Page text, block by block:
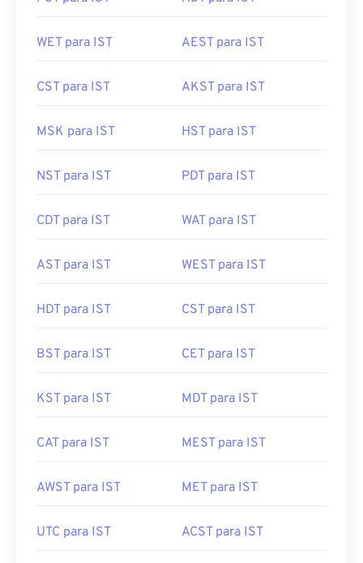
WET para IST AEST para IST
CST para IST AKST para IST
MSK para IST HST para IST
NST para IST PDT para IST
CDT para IST WAT para IST
AST para IST WEST para IST
HDT para IST CST para IST
BST para IST CET para IST
KST para IST MDT para IST
CAT para IST MEST para IST
AWST para IST MET para IST
UTC para IST ACST para IST